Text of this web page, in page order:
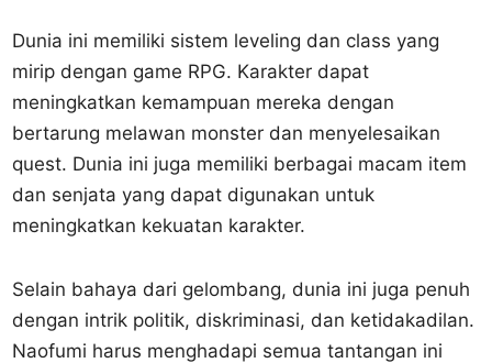
Dunia ini memiliki sistem leveling dan class yang
mirip dengan game RPG. Karakter dapat
meningkatkan kemampuan mereka dengan
bertarung melawan monster dan menyelesaikan
quest. Dunia ini juga memiliki berbagai macam item
dan senjata yang dapat digunakan untuk
meningkatkan kekuatan karakter.
Selain bahaya dari gelombang, dunia ini juga penuh
dengan intrik politik, diskriminasi, dan ketidakadilan.
Naofumi harus menghadapi semua tantangan ini